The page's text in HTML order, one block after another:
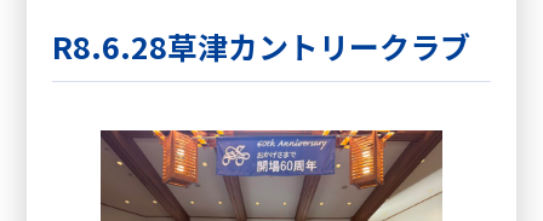
R8.6.28草津カントリークラブ